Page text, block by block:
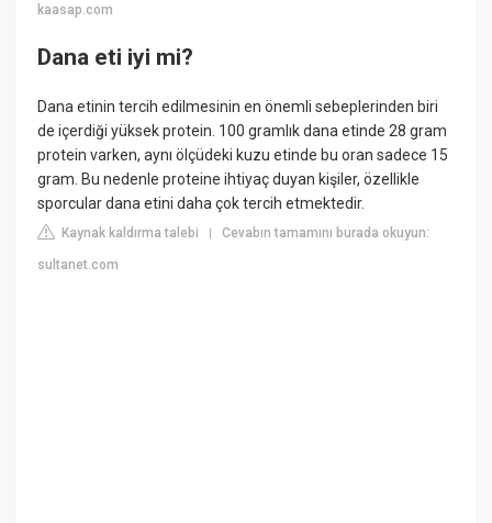
kaasap.com
Dana eti iyi mi?
Dana etinin tercih edilmesinin en önemli sebeplerinden biri
de içerdiği yüksek protein. 100 gramlık dana etinde 28 gram
protein varken, aynı ölçüdeki kuzu etinde bu oran sadece 15
gram. Bu nedenle proteine ihtiyaç duyan kişiler, özellikle
sporcular dana etini daha çok tercih etmektedir.
Kaynak kaldırma talebi |Cevabın tamamını burada okuyun:
sultanet.com